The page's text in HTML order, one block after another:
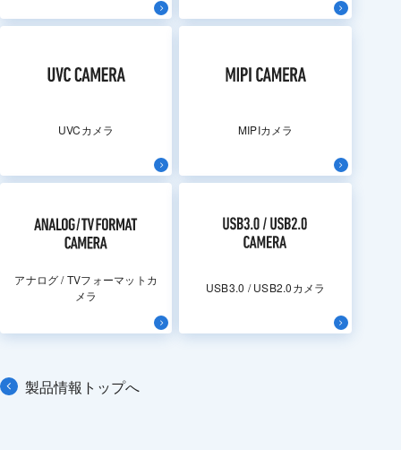
UVCカメラ MIPIカメラ
アナログ / TVフォーマットカ
メラ
USB3.0 / USB2.0カメラ
製品情報トップへ